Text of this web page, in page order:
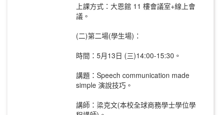
上課方式：大恩館 11 樓會議室+線上會
議。
(二)第二場(學生場)：
時間：5月13日 (三)14:00-15:30。
講題：Speech communication made
simple 演說技巧。
講師：梁克文(本校全球商務學士學位學